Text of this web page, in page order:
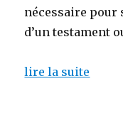
nécessaire pour
d’un testament
lire la suite